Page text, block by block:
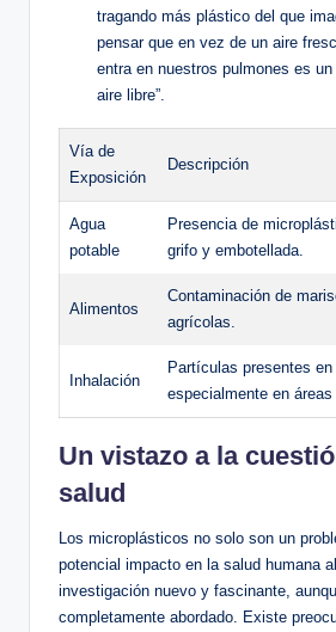
tragando más plástico del que
pensar que en vez de un aire
entra en nuestros pulmones es un
aire libre”.
Vía de
Exposición
Descripción
Agua
potable
Presencia de
grifo y embotellada.
Alimentos
Contaminación de
agrícolas.
Inhalación
Partículas presentes en
especialmente en áreas
Un vistazo a la
salud
Los microplásticos no solo son un
potencial impacto en la salud humana
investigación nuevo y fascinante,
completamente abordado. Existe